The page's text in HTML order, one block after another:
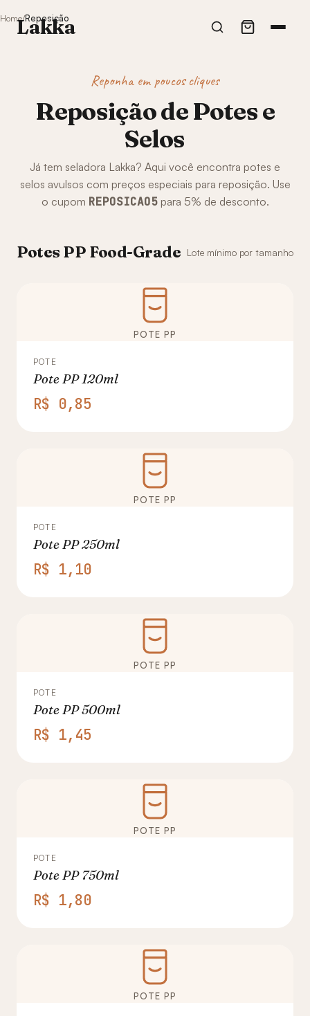
Lakka
Home Reposição
Reponha em poucos cliques
Reposição de Potes e
Selos
Já tem seladora Lakka? Aqui você encontra potes e
selos avulsos com preços especiais para reposição. Use
o cupom REPOSICAO5para 5% de desconto.
Potes PP Food-Grade Lote mínimo por tamanho
POTE PP
POTE
Pote PP 120ml
R$ 0,85
POTE PP
POTE
Pote PP 250ml
R$ 1,10
POTE PP
POTE
Pote PP 500ml
R$ 1,45
POTE PP
POTE
Pote PP 750ml
R$ 1,80
POTE PP